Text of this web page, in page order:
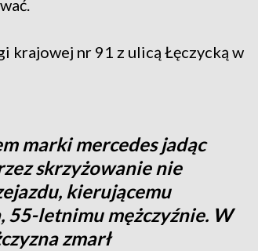
krajowej nr 91 z ulicą Łęczycką w
marki mercedes jadąc
skrzyżowanie nie
kierującemu
55-letnimu mężczyźnie. W
zmarł